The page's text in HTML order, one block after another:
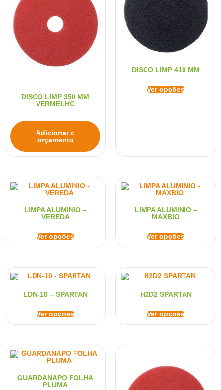
DISCO LIMP 350 MM
VERMELHO
Adicionar o
orçamento
DISCO LIMP 410 MM
Ver opções
LIMPA ALUMINIO –
VEREDA
Ver opções
LIMPA ALUMINIO –
MAXBIO
Ver opções
LDN-10 – SPARTAN
Ver opções
H2D2 SPARTAN
Ver opções
GUARDANAPO FOLHA
PLUMA